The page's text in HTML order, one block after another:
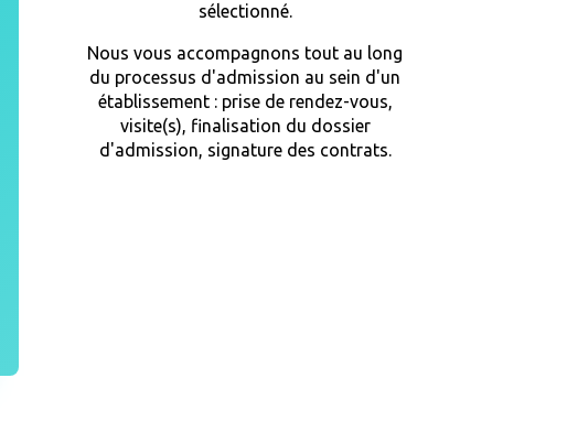
sélectionné.
Nous vous accompagnons tout au long
du processus d'admission au sein d'un
établissement : prise de rendez-vous,
visite(s), finalisation du dossier
d'admission, signature des contrats.